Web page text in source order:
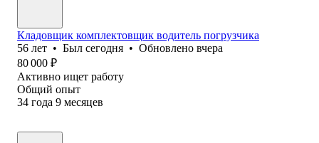
Кладовщик комплектовщик водитель погрузчика
56 лет • Был сегодня • Обновлено вчера
80 000 ₽
Активно ищет работу
Общий опыт
34 года 9 месяцев